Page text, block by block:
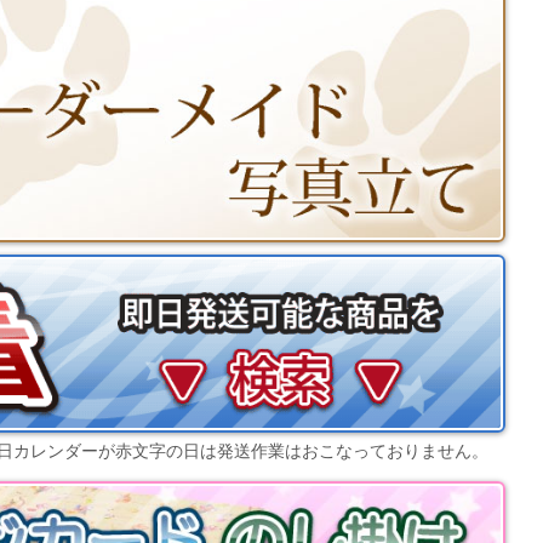
カレンダーが赤文字の日は発送作業はおこなっておりません。